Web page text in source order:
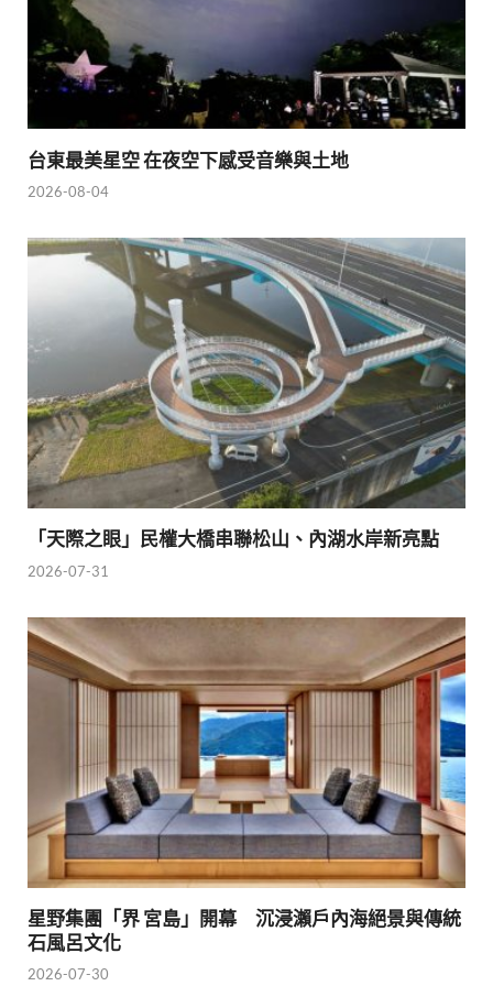
台東最美星空 在夜空下感受音樂與土地
2026-08-04
「天際之眼」民權大橋串聯松山、內湖水岸新亮點
2026-07-31
星野集團「界 宮島」開幕 沉浸瀨戶內海絕景與傳統
石風呂文化
2026-07-30